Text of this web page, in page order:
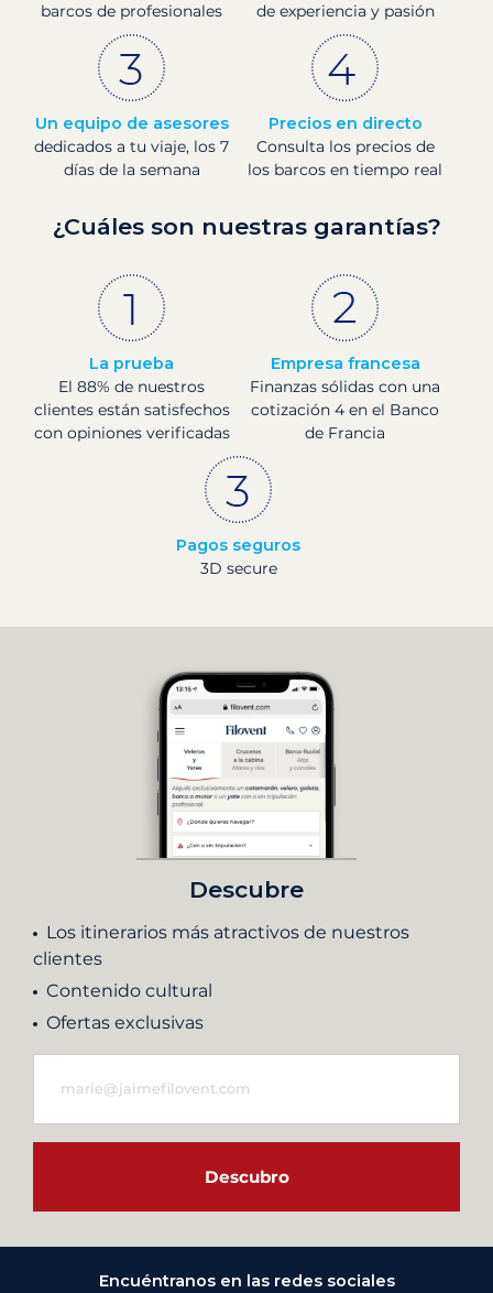
barcos de profesionales
de experiencia y pasión
Un equipo de asesores
dedicados a tu viaje, los 7
días de la semana
Precios en directo
Consulta los precios de
los barcos en tiempo real
¿Cuáles son nuestras garantías?
La prueba
El 88% de nuestros
clientes están satisfechos
con opiniones verificadas
Empresa francesa
Finanzas sólidas con una
cotización 4 en el Banco
de Francia
Pagos seguros
3D secure
Descubre
Los itinerarios más atractivos de nuestros
clientes
Contenido cultural
Ofertas exclusivas
Descubro
Encuéntranos en las redes sociales